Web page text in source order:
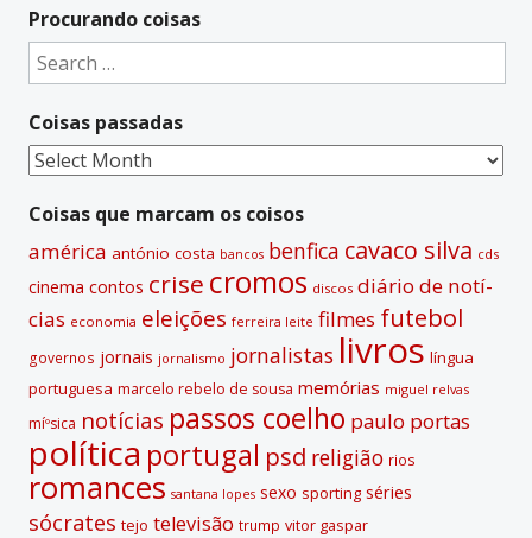
t
e
a
t
i
v
Procurando coisas
Search
for:
Coisas passadas
Coisas
Coisas que marcam os coisos
américa antónio costa bancos benfica cavaco silva cds
cinema contos crise cromos discos diário de notí­
cias economia eleições ferreira leite filmes futebol
governos jornais jornalismo jornalistas livros lí­ngua
portuguesa marcelo rebelo de sousa memórias miguel relvas
míºsica notí­cias passos coelho paulo portas
polí­tica portugal psd religião rios
romances santana lopes sexo sporting séries
sócrates tejo televisão trump vitor gaspar